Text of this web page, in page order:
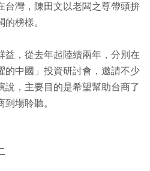
台灣，陳田文以老闆之尊帶頭拚
榜樣。
益，從去年起陸續兩年，分別在
的中國」投資研討會，邀請不少
說，主要目的是希望幫助台商了
場聆聽。